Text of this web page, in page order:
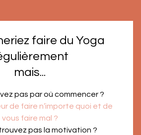
faire du Yoga
mais...
pas par où commencer ?
de faire n’importe quoi et de
vous faire mal ?
trouvez pas la motivation ?